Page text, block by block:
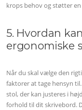
krops behov og støtter
5. Hvordan
ergonomiske
Når du skal vælge den
faktorer at tage hensyn
stol, der kan justeres i
forhold til dit skrivebord.